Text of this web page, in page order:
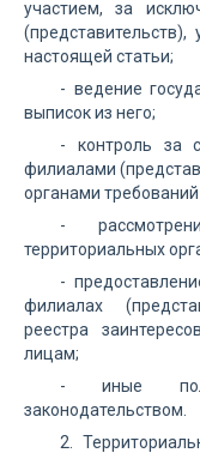
участием, за
настоящей статьи;
- ведение
выписок из него;
- контроль за
филиалами
органами
-
территориальных
-
филиалах
реестра
лицам;
- иные
законодательством.
2.